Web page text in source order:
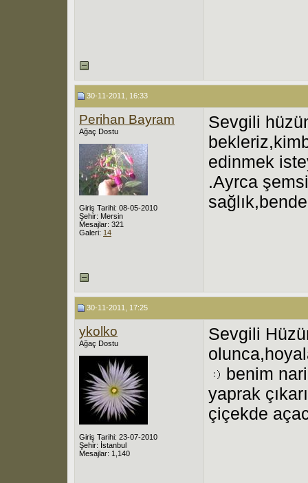
30-11-2011, 16:33
Perihan Bayram
Ağaç Dostu
Giriş Tarihi: 08-05-2010
Şehir: Mersin
Mesajlar: 321
Galeri: 14
Sevgili
edinmek
.Ayrca
30-11-2011, 17:25
ykolko
Ağaç Dostu
Giriş Tarihi: 23-07-2010
Şehir: İstanbul
Mesajlar: 1,140
Sevgili
benim
yaprak
çiçekde